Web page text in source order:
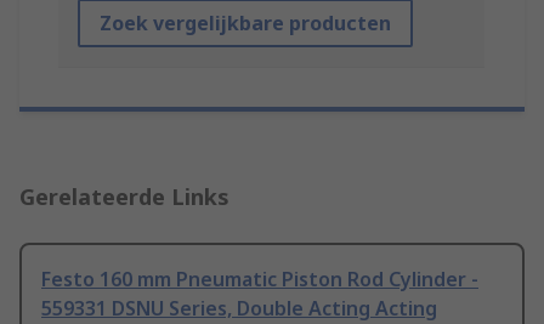
Zoek vergelijkbare producten
Gerelateerde Links
Festo 160 mm Pneumatic Piston Rod Cylinder -
559331 DSNU Series, Double Acting Acting